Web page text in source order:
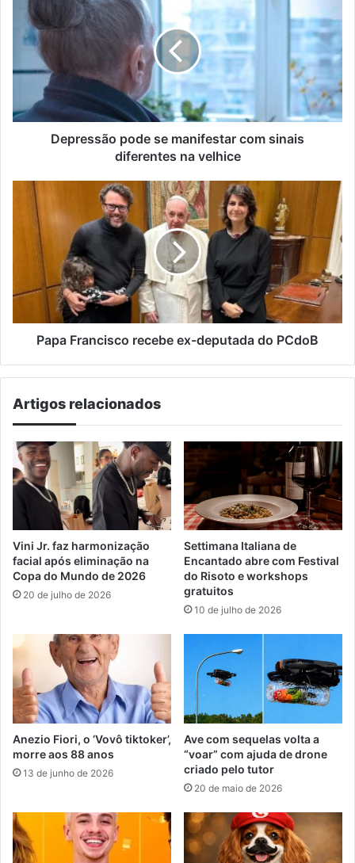
pode
manifestar
sinais
diferentes
velhice
Depressão pode se manifestar com sinais
diferentes na velhice
Papa
Francisco
recebe
deputada
PCdoB
Papa Francisco recebe ex-deputada do PCdoB
Artigos relacionados
Vini Jr. faz harmonização
facial após eliminação na
Copa do Mundo de 2026
20 de julho de 2026
Settimana Italiana de
Encantado abre com Festival
do Risoto e workshops
gratuitos
10 de julho de 2026
Anezio Fiori, o ‘Vovô tiktoker’,
morre aos 88 anos
13 de junho de 2026
Ave com sequelas volta a
“voar” com ajuda de drone
criado pelo tutor
20 de maio de 2026